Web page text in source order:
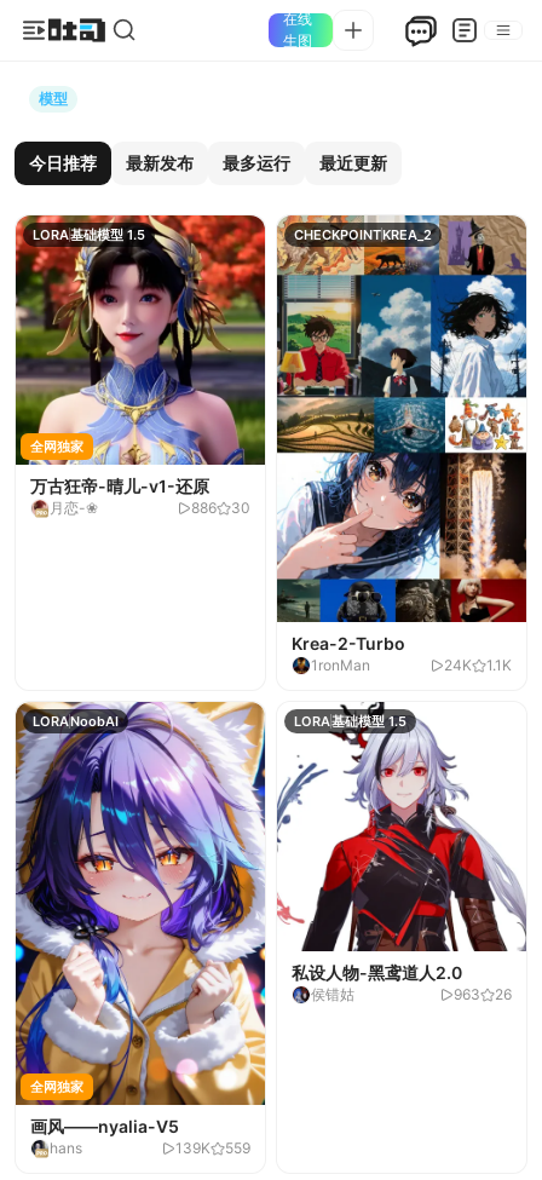
在线
生图
模型
今日推荐 最新发布 最多运行 最近更新
LORA基础模型 1.5
全网独家
万古狂帝-晴儿-v1-还原
月恋-❀ 886 30
CHECKPOINTKREA_2
Krea-2-Turbo
1ronMan 24K 1.1K
LORANoobAI
全网独家
画风——nyalia-V5
hans 139K 559
LORA基础模型 1.5
私设人物-黑鸢道人2.0
侯错姑 963 26